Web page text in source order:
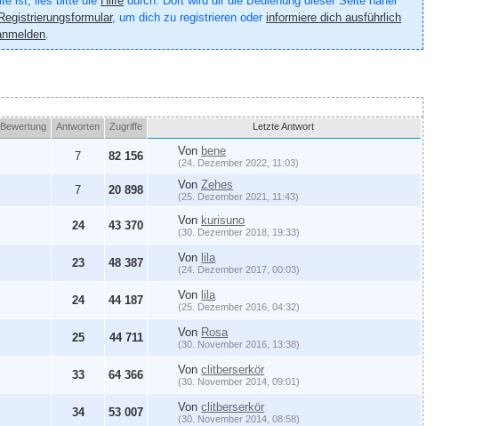
Registrierungsformular, um dich zu registrieren oderinformiere dich ausführlich
.
Bewertung Antworten Zugriffe Letzte Antwort
7 82 156 Von bene
(24. Dezember 2022, 11:03)
7 20 898 VonZehes
(25. Dezember 2021, 11:43)
24 43 370 Von kurisuno
(30. Dezember 2018, 19:33)
23 48 387 Von lila
(24. Dezember 2017, 00:03)
24 44 187 Von lila
(25. Dezember 2016, 04:32)
25 44 711 Von Rosa
(30. November 2016, 13:38)
33 64 366 Vonclitberserkör
(30. November 2014, 09:01)
34 53 007 Vonclitberserkör
(30. November 2014, 08:58)